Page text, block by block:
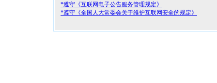
*遵守《互联网电子公告服务管理规定》
*遵守《全国人大常委会关于维护互联网安全的规定》